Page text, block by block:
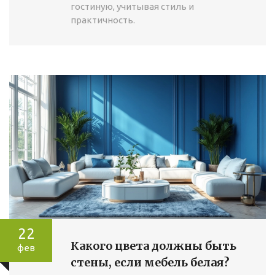
гостиную, учитывая стиль и
практичность.
22
фев
Какого цвета должны быть
стены, если мебель белая?